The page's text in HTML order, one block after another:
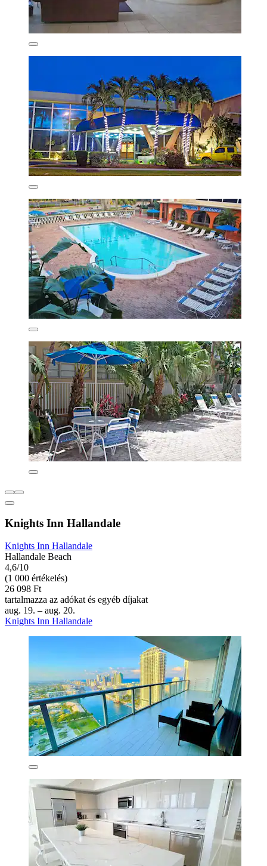
Knights Inn Hallandale
Knights Inn Hallandale
Hallandale Beach
4,6/10
(1 000 értékelés)
26 098 Ft
tartalmazza az adókat és egyéb díjakat
aug. 19. – aug. 20.
Knights Inn Hallandale